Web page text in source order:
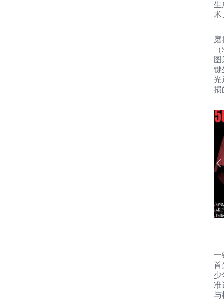
生
术
磨
键
光
损
一
首
少
准
与